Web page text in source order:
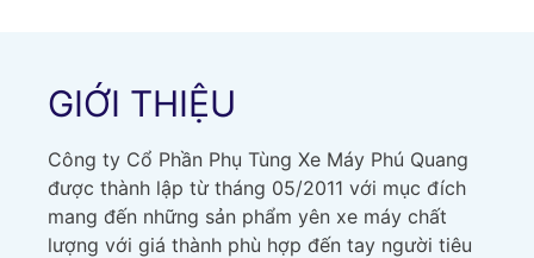
GIỚI THIỆU
Công ty Cổ Phần Phụ Tùng Xe Máy Phú Quang
được thành lập từ tháng 05/2011 với mục đích
mang đến những sản phẩm yên xe máy chất
lượng với giá thành phù hợp đến tay người tiêu